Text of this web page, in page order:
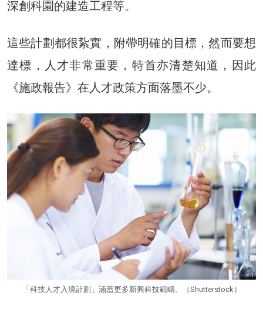
深創科園的建造工程等。
這些計劃都很紥實，附帶明確的目標，然而要想
達標，人才非常重要，特首亦清楚知道，因此
《施政報告》在人才政策方面落墨不少。
「科技人才入境計劃」涵蓋更多新興科技範疇。（Shutterstock）